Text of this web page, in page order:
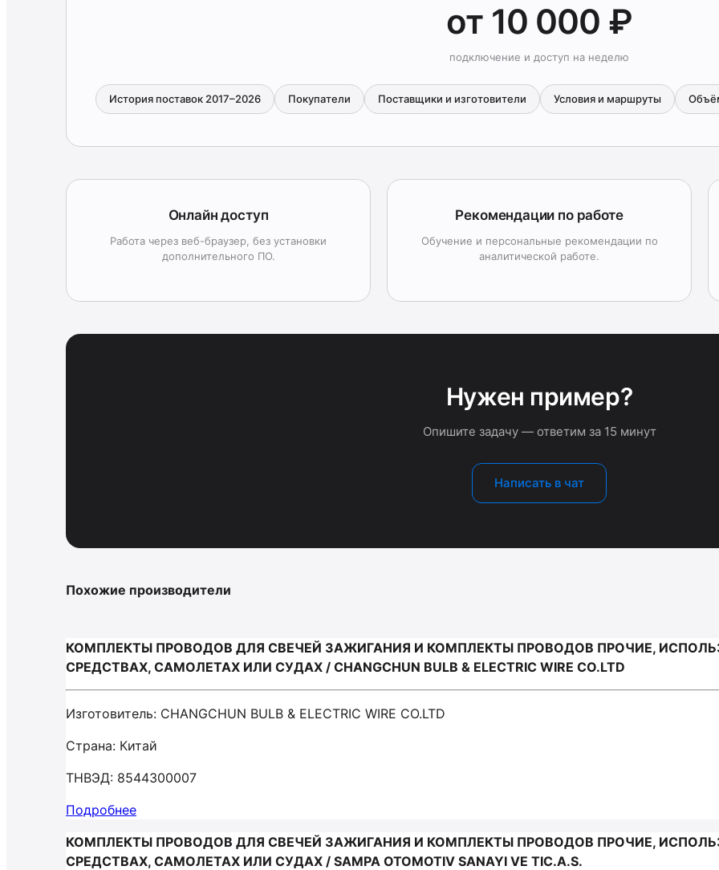
от 10 000 ₽
подключение и доступ на неделю
История поставок 2017–2026 Покупатели Поставщики и изготовители Условия и маршруты
Онлайн доступ
Работа через веб-браузер, без установки
дополнительного ПО.
Рекомендации по работе
Обучение и персональные рекомендации по
аналитической работе.
Нужен пример?
Опишите задачу — ответим за 15 минут
Написать в чат
Похожие производители
КОМПЛЕКТЫ ПРОВОДОВ ДЛЯ СВЕЧЕЙ ЗАЖИГАНИЯ И КОМПЛЕКТЫ ПРОВОДОВ ПРОЧИЕ,
СРЕДСТВАХ, САМОЛЕТАХ ИЛИ СУДАХ / CHANGCHUN BULB & ELECTRIC WIRE CO.LTD
Изготовитель: CHANGCHUN BULB & ELECTRIC WIRE CO.LTD
Страна: Китай
ТНВЭД: 8544300007
Подробнее
КОМПЛЕКТЫ ПРОВОДОВ ДЛЯ СВЕЧЕЙ ЗАЖИГАНИЯ И КОМПЛЕКТЫ ПРОВОДОВ ПРОЧИЕ,
СРЕДСТВАХ, САМОЛЕТАХ ИЛИ СУДАХ / SAMPA OTOMOTIV SANAYI VE TIC.A.S.